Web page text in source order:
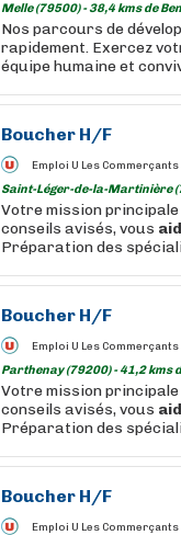
Melle (79500) - 38,4 kms de
Nos parcours de
rapidement. Exercez
équipe humaine et
Boucher H/F
Emploi U Les Commerçants
Saint-Léger-de-la-Martinière
Votre mission
conseils avisés, vous
Préparation des
Boucher H/F
Emploi U Les Commerçants
Parthenay (79200) - 41,2 kms
Votre mission
conseils avisés, vous
Préparation des
Boucher H/F
Emploi U Les Commerçants